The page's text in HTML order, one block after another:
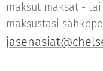
maksut maksat -
maksustasi